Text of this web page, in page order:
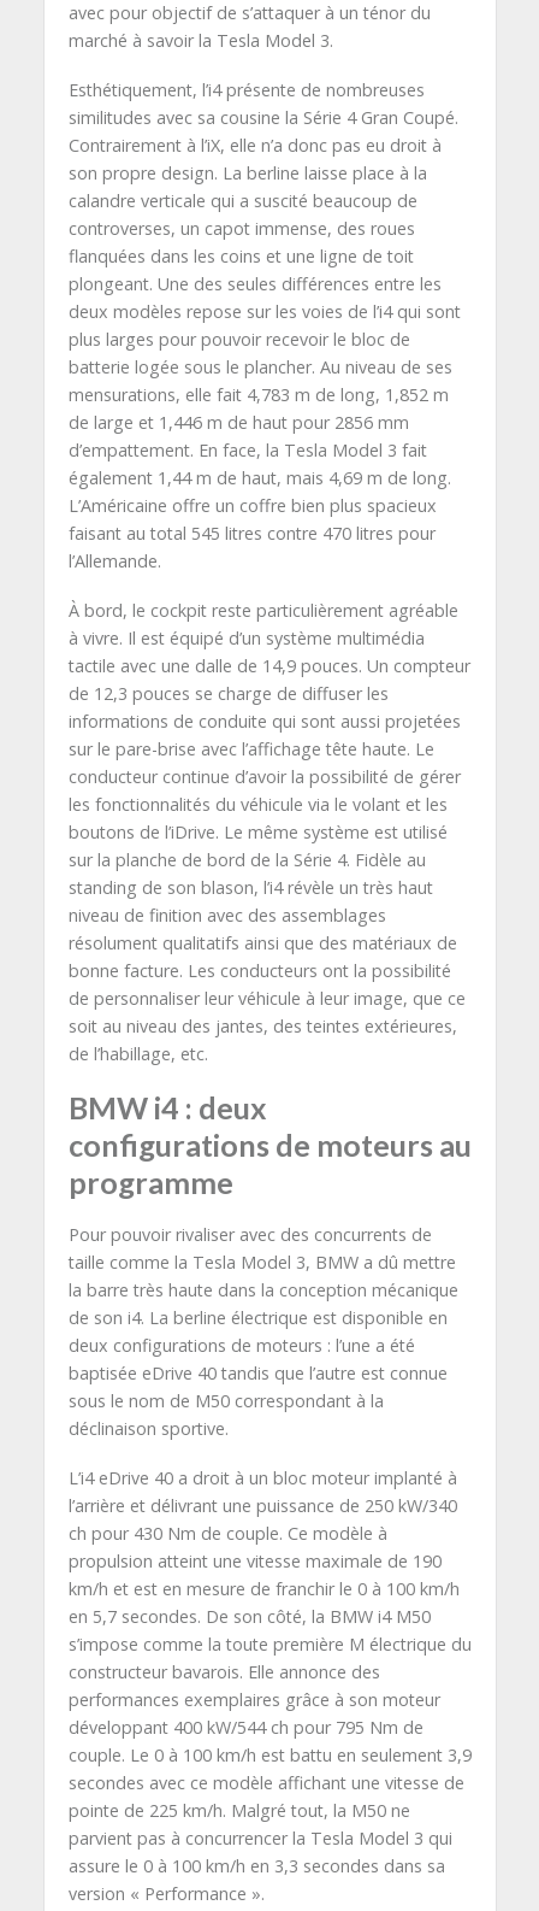
avec pour objectif de s’attaquer à un ténor du
marché à savoir la Tesla Model 3.
Esthétiquement, l’i4 présente de nombreuses
similitudes avec sa cousine la Série 4 Gran Coupé.
Contrairement à l’iX, elle n’a donc pas eu droit à
son propre design. La berline laisse place à la
calandre verticale qui a suscité beaucoup de
controverses, un capot immense, des roues
flanquées dans les coins et une ligne de toit
plongeant. Une des seules différences entre les
deux modèles repose sur les voies de l’i4 qui sont
plus larges pour pouvoir recevoir le bloc de
batterie logée sous le plancher. Au niveau de ses
mensurations, elle fait 4,783 m de long, 1,852 m
de large et 1,446 m de haut pour 2856 mm
d’empattement. En face, la Tesla Model 3 fait
également 1,44 m de haut, mais 4,69 m de long.
L’Américaine offre un coffre bien plus spacieux
faisant au total 545 litres contre 470 litres pour
l’Allemande.
À bord, le cockpit reste particulièrement agréable
à vivre. Il est équipé d’un système multimédia
tactile avec une dalle de 14,9 pouces. Un compteur
de 12,3 pouces se charge de diffuser les
informations de conduite qui sont aussi projetées
sur le pare-brise avec l’affichage tête haute. Le
conducteur continue d’avoir la possibilité de gérer
les fonctionnalités du véhicule via le volant et les
boutons de l’iDrive. Le même système est utilisé
sur la planche de bord de la Série 4. Fidèle au
standing de son blason, l’i4 révèle un très haut
niveau de finition avec des assemblages
résolument qualitatifs ainsi que des matériaux de
bonne facture. Les conducteurs ont la possibilité
de personnaliser leur véhicule à leur image, que ce
soit au niveau des jantes, des teintes extérieures,
de l’habillage, etc.
BMW i4 : deux
configurations de moteurs au
programme
Pour pouvoir rivaliser avec des concurrents de
taille comme la Tesla Model 3, BMW a dû mettre
la barre très haute dans la conception mécanique
de son i4. La berline électrique est disponible en
deux configurations de moteurs : l’une a été
baptisée eDrive 40 tandis que l’autre est connue
sous le nom de M50 correspondant à la
déclinaison sportive.
L’i4 eDrive 40 a droit à un bloc moteur implanté à
l’arrière et délivrant une puissance de 250 kW/340
ch pour 430 Nm de couple. Ce modèle à
propulsion atteint une vitesse maximale de 190
km/h et est en mesure de franchir le 0 à 100 km/h
en 5,7 secondes. De son côté, la BMW i4 M50
s’impose comme la toute première M électrique du
constructeur bavarois. Elle annonce des
performances exemplaires grâce à son moteur
développant 400 kW/544 ch pour 795 Nm de
couple. Le 0 à 100 km/h est battu en seulement 3,9
secondes avec ce modèle affichant une vitesse de
pointe de 225 km/h. Malgré tout, la M50 ne
parvient pas à concurrencer la Tesla Model 3 qui
assure le 0 à 100 km/h en 3,3 secondes dans sa
version « Performance ».